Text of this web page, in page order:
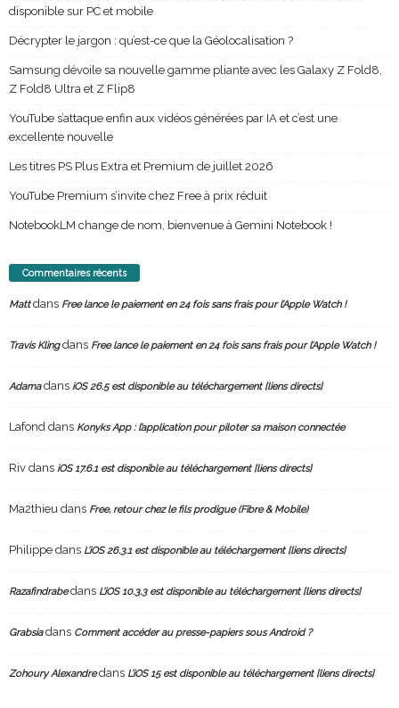
disponible sur PC et mobile
Décrypter le jargon : qu’est-ce que la Géolocalisation ?
Samsung dévoile sa nouvelle gamme pliante avec les Galaxy Z Fold8,
Z Fold8 Ultra et Z Flip8
YouTube s’attaque enfin aux vidéos générées par IA et c’est une
excellente nouvelle
Les titres PS Plus Extra et Premium de juillet 2026
YouTube Premium s’invite chez Free à prix réduit
NotebookLM change de nom, bienvenue à Gemini Notebook !
Commentaires récents
Mattdans Free lance le paiement en 24 fois sans frais pour l’Apple Watch !
Travis Klingdans Free lance le paiement en 24 fois sans frais pour l’Apple Watch !
Adamadans iOS 26.5 est disponible au téléchargement [liens directs]
Lafond dans Konyks App : l’application pour piloter sa maison connectée
Riv dans iOS 17.6.1 est disponible au téléchargement [liens directs]
Ma2thieu dans Free, retour chez le fils prodigue (Fibre & Mobile)
Philippe dans L’iOS 26.3.1 est disponible au téléchargement [liens directs]
Razafindrabedans L’iOS 10.3.3 est disponible au téléchargement [liens directs]
Grabsiadans Comment accéder au presse-papiers sous Android ?
Zohoury Alexandredans L’iOS 15 est disponible au téléchargement [liens directs]